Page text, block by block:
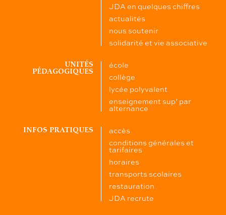
JDA en quelques chiffres
actualités
nous soutenir
solidarité et vie associative
UNITÉS
PÉDAGOGIQUES
école
collège
lycée polyvalent
enseignement sup’ par
alternance
INFOS PRATIQUES
accès
conditions générales et
tarifaires
horaires
transports scolaires
restauration
JDA recrute